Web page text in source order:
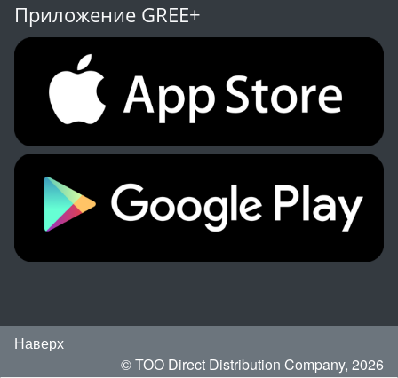
Приложение GREE+
Наверх
© ТОО Direct Distribution Company, 2026